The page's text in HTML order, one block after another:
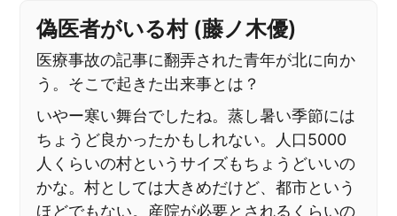
偽医者がいる村 (藤ノ木優)
医療事故の記事に翻弄された青年が北に向か
う。そこで起きた出来事とは？
いやー寒い舞台でしたね。蒸し暑い季節には
ちょうど良かったかもしれない。人口5000
人くらいの村というサイズもちょうどいいの
かな。村としては大きめだけど、都市という
ほどでもない。産院が必要とされるくらいの